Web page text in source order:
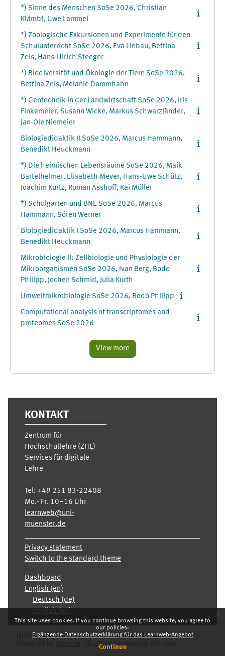
This site uses cookies. If you continue browsing this website, you agree to
our policies:
Ergänzende Datenschutzerklärung für das Learnweb-Angebot
Continue
x
*) Sinne des Menschen SoSe 2026, Christian
Klämbt, Uwe Lammel
*) Zoologische Exkursionen und Experimente für den
Schulunterricht SoSe 2026, Eva Liebau, Bettina
Zeis, Hans-Ulrich Steeger
*) Biodiversität und Ökologie der Tiere SoSe 2026,
Bettina Zeis, Melanie Dammhahn
*) Gentechnik in der Landwirtschaft SoSe 2026, Iris
Finkemeier, Susann Wicke, Markus Schwarzländer,
Jan-Ole Niemeier
Biologiedidaktik II SoSe 2026, Marcus Hammann,
Benedikt Heuckmann
*) Die heimischen Lebensräume SoSe 2026, Maik
Bartelheimer, Elisabeth Meyer, Hans-Uwe Schütz,
Joachim Kurtz, Roman Asshoff, Kai Müller
*) Schulgarten und BNE SoSe 2026, Marcus
Hammann, Sören Werner
Biologiedidaktik I SoSe 2026, Marcus Hammann,
Benedikt Heuckmann
Mikrobiologie II: Zellbiologie und Physiologie der
Mikroorganismen SoSe 2026, Ivan Berg, Bodo
Philipp, Jochen Schmid, Julia Kurth
Umweltmikrobiologie SoSe 2026, Bodo Philipp
Computational analysis of transcriptomes and
proteomes SoSe 2026
View more
KONTAKT
Zentrum für
Hochschullehre (ZHL)
Services für digitale
Lehre
Tel: +49 251 83-22408
Mo.- Fr. 10–16 Uhr
learnweb@uni-
muenster.de
Privacy statement
Switch to the standard theme
Dashboard
English ‎(en)‎
Deutsch ‎(de)‎
INDEX KARRIERE PRIVACY STATEMENT
IMPRESSUM
© 2026 Universität Münster